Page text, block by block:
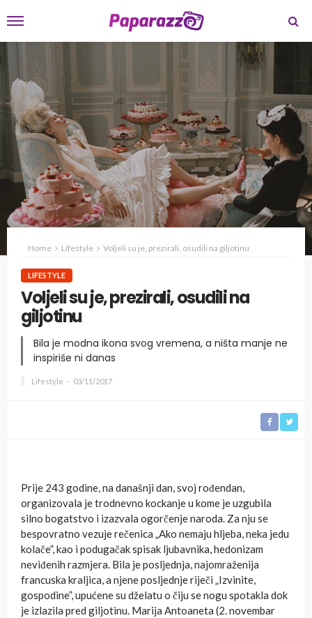
Home Lifestyle Voljeli su je, prezirali, osudili na giljotinu
LIFESTYLE
Voljeli su je, prezirali, osudili na
giljotinu
Bila je modna ikona svog vremena, a ništa manje ne
inspiriše ni danas
Lifestyle 03/11/2017
Prije 243 godine, na današnji dan, svoj rođendan,
organizovala je trodnevno kockanje u kome je uzgubila
silno bogatstvo i izazvala ogorčenje naroda. Za nju se
bespovratno vezuje rečenica „Ako nemaju hljeba, neka jedu
kolače”, kao i podugačak spisak ljubavnika, hedonizam
neviđenih razmjera. Bila je posljednja, najomraženija
francuska kraljica, a njene posljednje riječi „Izvinite,
gospodine”, upućene su dželatu o čiju se nogu spotakla dok
je izlazila pred giljotinu. Marija Antoaneta (2. novembar